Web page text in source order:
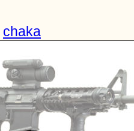
chaka